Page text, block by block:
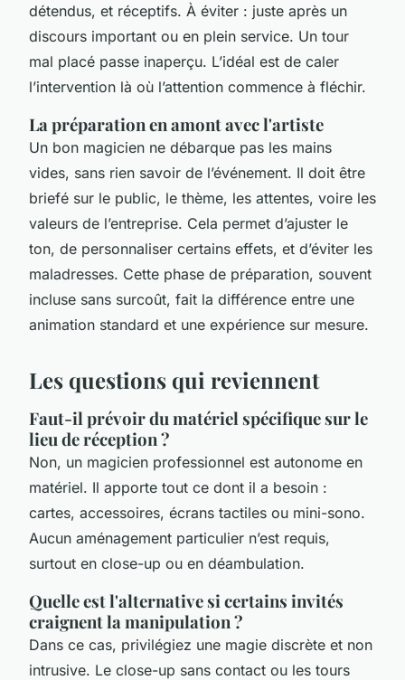
détendus, et réceptifs. À éviter : juste après un
discours important ou en plein service. Un tour
mal placé passe inaperçu. L’idéal est de caler
l’intervention là où l’attention commence à fléchir.
La préparation en amont avec l'artiste
Un bon magicien ne débarque pas les mains
vides, sans rien savoir de l’événement. Il doit être
briefé sur le public, le thème, les attentes, voire les
valeurs de l’entreprise. Cela permet d’ajuster le
ton, de personnaliser certains effets, et d’éviter les
maladresses. Cette phase de préparation, souvent
incluse sans surcoût, fait la différence entre une
animation standard et une expérience sur mesure.
Les questions qui reviennent
Faut-il prévoir du matériel spécifique sur le
lieu de réception ?
Non, un magicien professionnel est autonome en
matériel. Il apporte tout ce dont il a besoin :
cartes, accessoires, écrans tactiles ou mini-sono.
Aucun aménagement particulier n’est requis,
surtout en close-up ou en déambulation.
Quelle est l'alternative si certains invités
craignent la manipulation ?
Dans ce cas, privilégiez une magie discrète et non
intrusive. Le close-up sans contact ou les tours